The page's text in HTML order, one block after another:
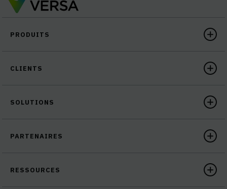
PRODUITS
CLIENTS
SOLUTIONS
PARTENAIRES
RESSOURCES